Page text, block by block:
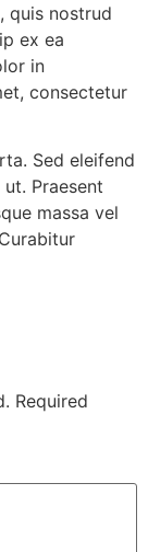
quis nostrud
ex ea
in
consectetur
Sed eleifend
Praesent
massa vel
Required